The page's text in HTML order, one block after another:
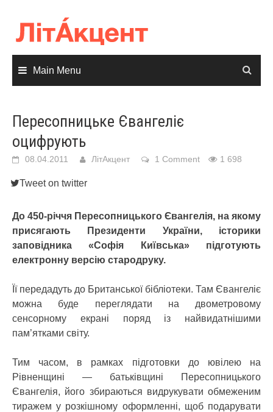
content
Main Menu
Пересопницьке Євангеліє
оцифрують
08.04.2011 ЛітАкцент 1 Comment 1 698
Tweet on twitter
До 450-річчя Пересопницького Євангелія, на якому
присягають Президенти України, історики
заповідника «Софія Київська» підготують
електронну версію стародруку.
Її передадуть до Британської бібліотеки. Там Євангеліє
можна буде переглядати на двометровому
сенсорному екрані поряд із найвидатнішими
пам’ятками світу.
Тим часом, в рамках підготовки до ювілею на
Рівненщині — батьківщині Пересопницького
Євангелія, його збираються видрукувати обмеженим
тиражем у розкішному оформленні, щоб подарувати